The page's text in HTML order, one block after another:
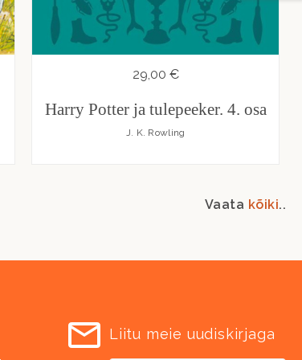
29,00 €
Harry Potter ja tulepeeker. 4. osa
J. K. Rowling
Vaata kõiki..
Liitu meie uudiskirjaga